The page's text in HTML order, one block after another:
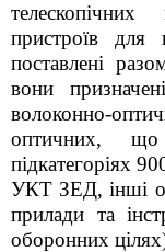
пристроїв для
поставлені
вони
волоконно-
оптичних, що
підкатегоріях
УКТ ЗЕД, інші
прилади та
оборонних